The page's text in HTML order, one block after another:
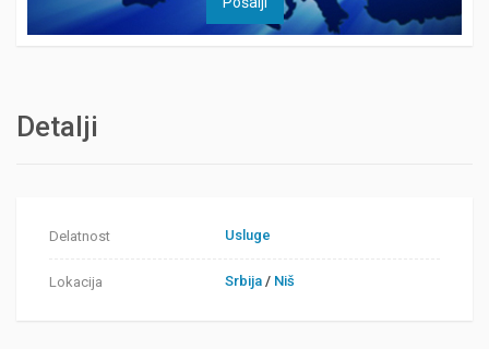
Detalji
Delatnost Usluge
Lokacija Srbija / Niš